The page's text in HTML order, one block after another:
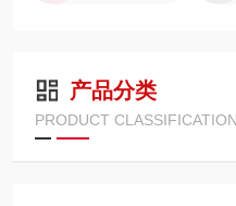
产品分类
PRODUCT CLASSIFICATION